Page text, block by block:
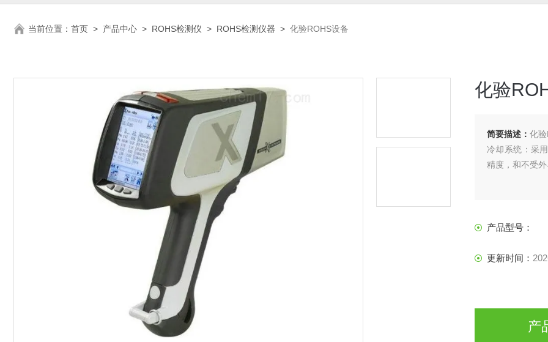
当前位置： 首页 > 产品中心 > ROHS检测仪 > ROHS检测仪器 > 化验ROHS设备
化验
简要描述： 化
冷却系统：采
精度，和不受外
产品型号：
更新时间：
产